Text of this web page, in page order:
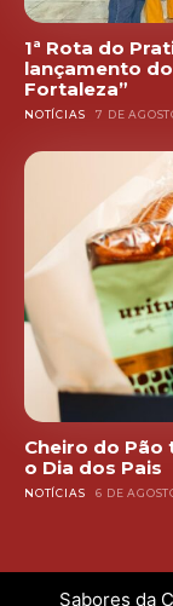
1ª Rota do
lançamento
Fortaleza”
NOTÍCIAS 7 DE
Cheiro do Pão
o Dia dos Pais
NOTÍCIAS 6 DE
Sabores da